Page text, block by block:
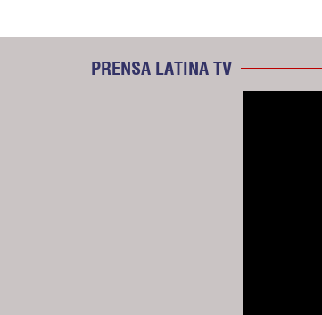
PRENSA LATINA TV